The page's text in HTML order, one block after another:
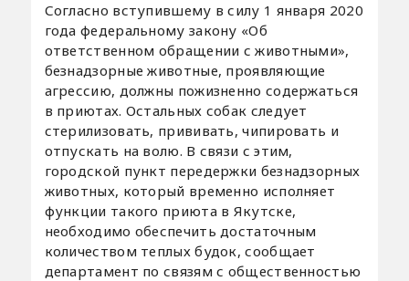
Согласно вступившему в силу 1 января 2020
года федеральному закону «Об
ответственном обращении с животными»,
безнадзорные животные, проявляющие
агрессию, должны пожизненно содержаться
в приютах. Остальных собак следует
стерилизовать, прививать, чипировать и
отпускать на волю. В связи с этим,
городской пункт передержки безнадзорных
животных, который временно исполняет
функции такого приюта в Якутске,
необходимо обеспечить достаточным
количеством теплых будок, сообщает
департамент по связям с общественностью